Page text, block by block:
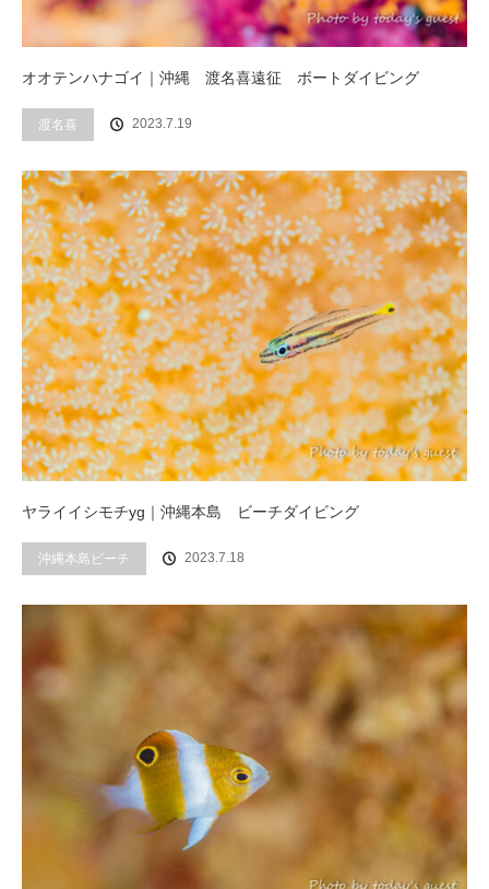
オオテンハナゴイ｜沖縄 渡名喜遠征 ボートダイビング
渡名喜 2023.7.19
ヤライイシモチyg｜沖縄本島 ビーチダイビング
沖縄本島ビーチ 2023.7.18